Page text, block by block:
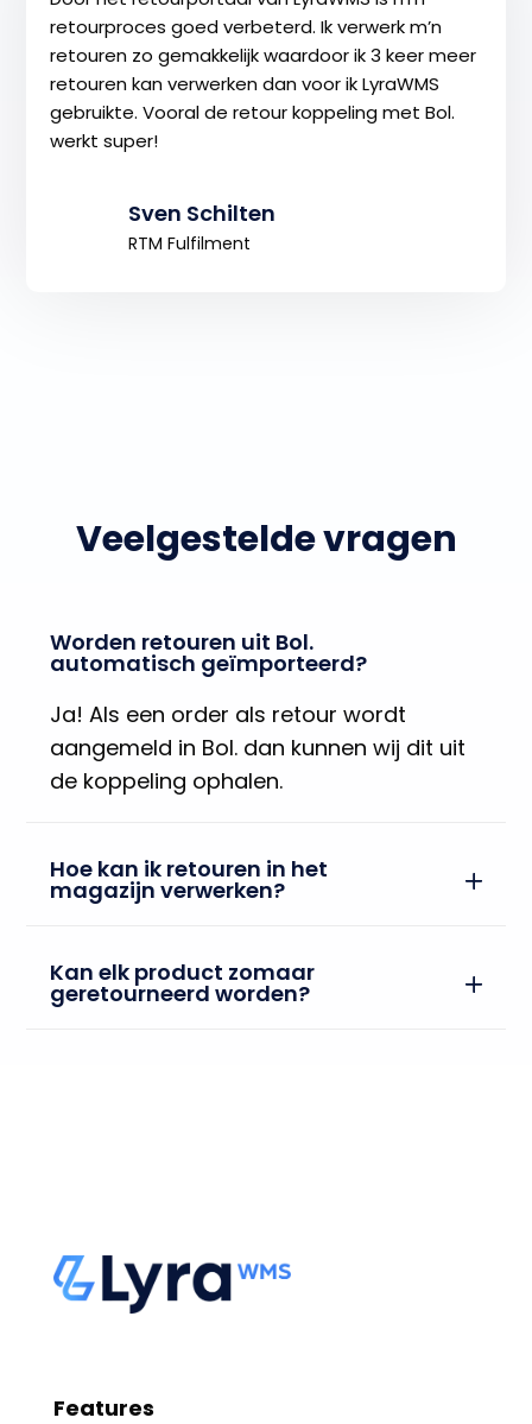
retourproces goed verbeterd. Ik verwerk m’n
retouren zo gemakkelijk waardoor ik 3 keer meer
retouren kan verwerken dan voor ik LyraWMS
gebruikte. Vooral de retour koppeling met Bol.
werkt super!
Sven Schilten
RTM Fulfilment
Veelgestelde vragen
Worden retouren uit Bol.
automatisch geïmporteerd?
Ja! Als een order als retour wordt
aangemeld in Bol. dan kunnen wij dit uit
de koppeling ophalen.
Hoe kan ik retouren in het
magazijn verwerken?
Kan elk product zomaar
geretourneerd worden?
Features